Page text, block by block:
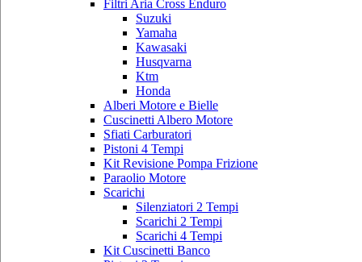
Filtri Aria Cross Enduro
Suzuki
Yamaha
Kawasaki
Husqvarna
Ktm
Honda
Alberi Motore e Bielle
Cuscinetti Albero Motore
Sfiati Carburatori
Pistoni 4 Tempi
Kit Revisione Pompa Frizione
Paraolio Motore
Scarichi
Silenziatori 2 Tempi
Scarichi 2 Tempi
Scarichi 4 Tempi
Kit Cuscinetti Banco